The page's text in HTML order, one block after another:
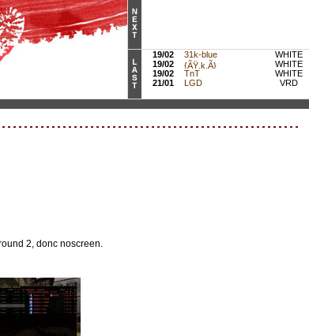
19/02 31k-blue WHITE
19/02
{ÃŸ.k.Ã} WHITE
19/02
TnT WHITE
21/01
LGD VRD
2, donc noscreen.